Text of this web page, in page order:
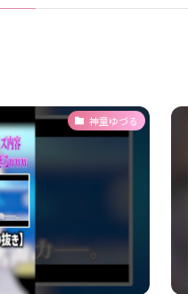
神童ゆづる